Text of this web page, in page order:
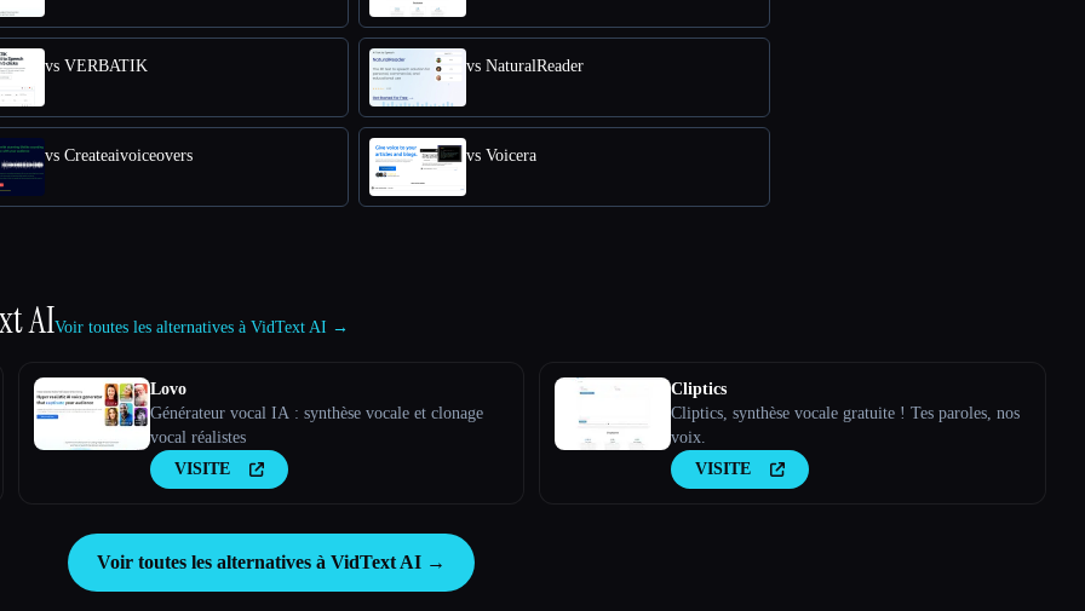
vs VERBATIK vs NaturalReader
vs Createaivoiceovers vs Voicera
AIVoir toutes les alternatives à VidText AI →
Lovo
Générateur vocal IA : synthèse vocale et clonage
vocal réalistes
VISITE
Cliptics
Cliptics, synthèse vocale gratuite ! Tes paroles, nos
voix.
VISITE
Voir toutes les alternatives à VidText AI →